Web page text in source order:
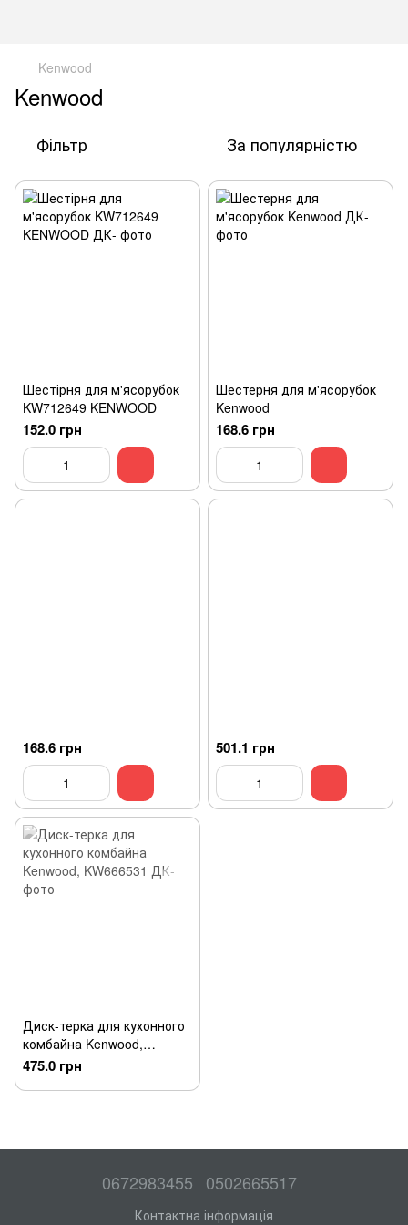
Kenwood
Kenwood
Фільтр За популярністю
Шестірня для м'ясорубок
KW712649 KENWOOD
152.0 грн
Шестерня для м'ясорубок
Kenwood
168.6 грн
168.6 грн 501.1 грн
Диск-терка для кухонного
комбайна Kenwood,
KW666531
475.0 грн
0672983455 0502665517
Контактна інформація